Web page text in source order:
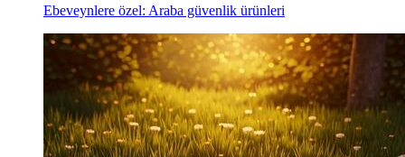
Ebeveynlere özel: Araba güvenlik ürünleri